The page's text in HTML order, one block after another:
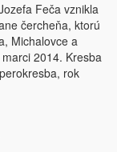
Feča vznikla
čercheňa, ktorú
Michalovce a
2014. Kresba
rok